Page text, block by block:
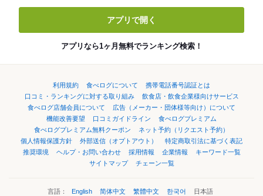
アプリで開く
アプリなら1ヶ月無料でランキング検索！
利用規約 食べログについて
携帯電話番号認証とは
口コミ・ランキングに対する取り組み
飲食店・飲食企業様向けサービス
食べログ店舗会員について
広告（メーカー・団体様等向け）について
機能改善要望
口コミガイドライン
食べログプレミアム
食べログプレミアム無料クーポン
ネット予約（リクエスト予約）
個人情報保護方針
外部送信（オプトアウト）
特定商取引法に基づく表記
推奨環境
ヘルプ・お問い合わせ 採用情報 企業情報
キーワード一覧
サイトマップ
チェーン一覧
言語： English 简体中文 繁體中文 한국어 日本語